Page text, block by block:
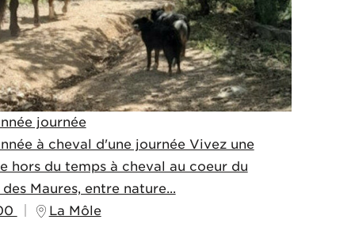
journée
à cheval d'une journée Vivez une
hors du temps à cheval au coeur du
Maures, entre nature...
La Môle